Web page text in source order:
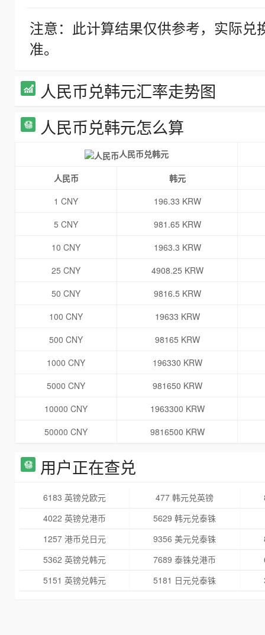
注意：此计算结果仅供参考，实际
准。
人民币兑韩元汇率走势图
人民币兑韩元怎么算
人民币兑韩元
人民币
韩元
1 CNY
196.33 KRW
5 CNY
981.65 KRW
10 CNY
1963.3 KRW
25 CNY
4908.25 KRW
50 CNY
9816.5 KRW
100 CNY
19633 KRW
500 CNY
98165 KRW
1000 CNY
196330 KRW
5000 CNY
981650 KRW
10000 CNY
1963300 KRW
50000 CNY
9816500 KRW
用户正在查兑
6183 英镑兑欧元 477 韩元兑英镑
4022 英镑兑港币
5629 韩元兑泰铢
1257 港币兑日元
9356 美元兑泰铢
5362 英镑兑韩元
7689 泰铢兑港币
5151 英镑兑韩元
5181 日元兑泰铢